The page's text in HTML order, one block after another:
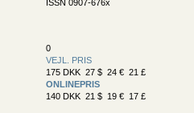
ISSN 0907-676x
0
VEJL. PRIS
175 DKK 27 $ 24 € 21 £
ONLINEPRIS
140 DKK 21 $ 19 € 17 £